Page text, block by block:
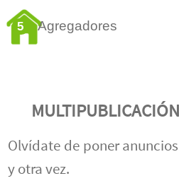
5 Agregadores
Olvídate de poner
y otra vez.